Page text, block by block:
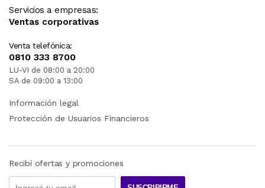
Servicios a empresas:
Ventas corporativas
Venta telefónica:
0810 333 8700
LU-VI de 08:00 a 20:00
SA de 09:00 a 13:00
Información legal
Protección de Usuarios Financieros
Recibí ofertas y promociones